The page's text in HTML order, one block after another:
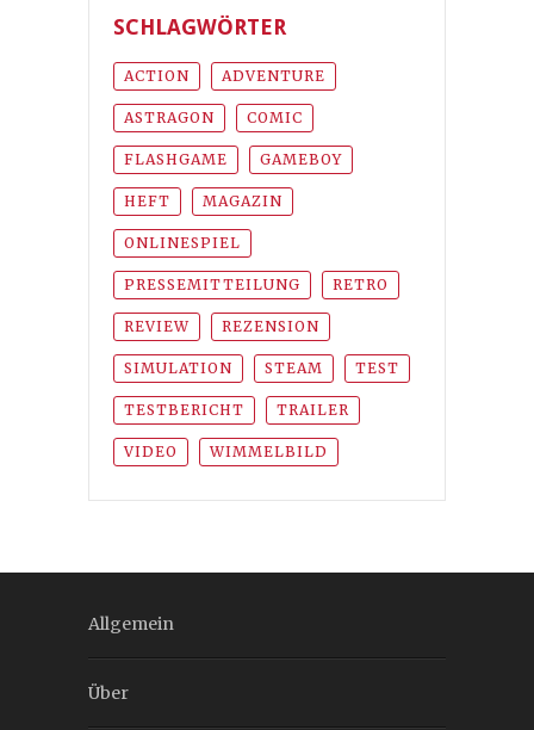
SCHLAGWÖRTER
ACTION ADVENTURE
ASTRAGON COMIC
FLASHGAME GAMEBOY
HEFT MAGAZIN
ONLINESPIEL
PRESSEMITTEILUNG RETRO
REVIEW REZENSION
SIMULATION STEAM TEST
TESTBERICHT TRAILER
VIDEO WIMMELBILD
Allgemein
Über